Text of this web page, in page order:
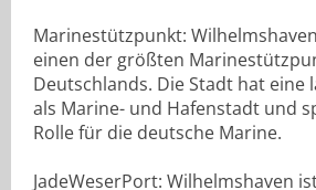
Marinestützpunkt:
einen der größten
Deutschlands. Die Stadt hat eine
als Marine- und Hafenstadt und
Rolle für die deutsche Marine.
JadeWeserPort: Wilhelmshaven